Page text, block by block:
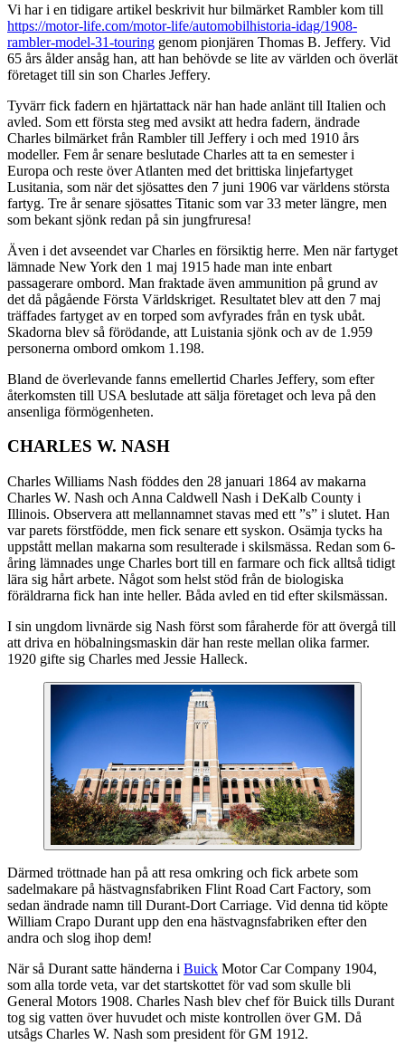
Vi har i en tidigare artikel beskrivit hur bilmärket Rambler kom till
https://motor-life.com/motor-life/automobilhistoria-idag/1908-
rambler-model-31-touring genom pionjären Thomas B. Jeffery. Vid
65 års ålder ansåg han, att han behövde se lite av världen och överlät
företaget till sin son Charles Jeffery.
Tyvärr fick fadern en hjärtattack när han hade anlänt till Italien och
avled. Som ett första steg med avsikt att hedra fadern, ändrade
Charles bilmärket från Rambler till Jeffery i och med 1910 års
modeller. Fem år senare beslutade Charles att ta en semester i
Europa och reste över Atlanten med det brittiska linjefartyget
Lusitania, som när det sjösattes den 7 juni 1906 var världens största
fartyg. Tre år senare sjösattes Titanic som var 33 meter längre, men
som bekant sjönk redan på sin jungfruresa!
Även i det avseendet var Charles en försiktig herre. Men när fartyget
lämnade New York den 1 maj 1915 hade man inte enbart
passagerare ombord. Man fraktade även ammunition på grund av
det då pågående Första Världskriget. Resultatet blev att den 7 maj
träffades fartyget av en torped som avfyrades från en tysk ubåt.
Skadorna blev så förödande, att Luistania sjönk och av de 1.959
personerna ombord omkom 1.198.
Bland de överlevande fanns emellertid Charles Jeffery, som efter
återkomsten till USA beslutade att sälja företaget och leva på den
ansenliga förmögenheten.
CHARLES W. NASH
Charles Williams Nash föddes den 28 januari 1864 av makarna
Charles W. Nash och Anna Caldwell Nash i DeKalb County i
Illinois. Observera att mellannamnet stavas med ett ”s” i slutet. Han
var parets förstfödde, men fick senare ett syskon. Osämja tycks ha
uppstått mellan makarna som resulterade i skilsmässa. Redan som 6-
åring lämnades unge Charles bort till en farmare och fick alltså tidigt
lära sig hårt arbete. Något som helst stöd från de biologiska
föräldrarna fick han inte heller. Båda avled en tid efter skilsmässan.
I sin ungdom livnärde sig Nash först som fåraherde för att övergå till
att driva en höbalningsmaskin där han reste mellan olika farmer.
1920 gifte sig Charles med Jessie Halleck.
Därmed tröttnade han på att resa omkring och fick arbete som
sadelmakare på hästvagnsfabriken Flint Road Cart Factory, som
sedan ändrade namn till Durant-Dort Carriage. Vid denna tid köpte
William Crapo Durant upp den ena hästvagnsfabriken efter den
andra och slog ihop dem!
När så Durant satte händerna i Buick Motor Car Company 1904,
som alla torde veta, var det startskottet för vad som skulle bli
General Motors 1908. Charles Nash blev chef för Buick tills Durant
tog sig vatten över huvudet och miste kontrollen över GM. Då
utsågs Charles W. Nash som president för GM 1912.